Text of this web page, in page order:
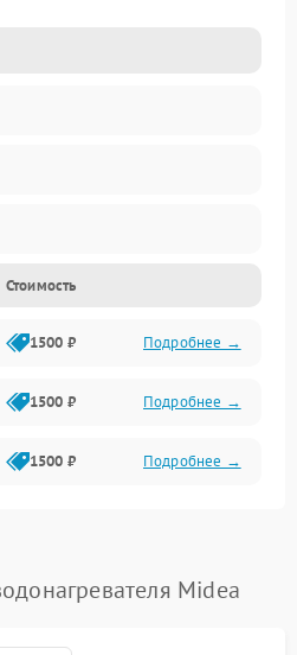
Стоимость
1500 ₽ Подробнее →
1500 ₽ Подробнее →
1500 ₽ Подробнее →
Midea